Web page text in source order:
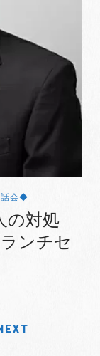
会◆
の対処
ンチセ